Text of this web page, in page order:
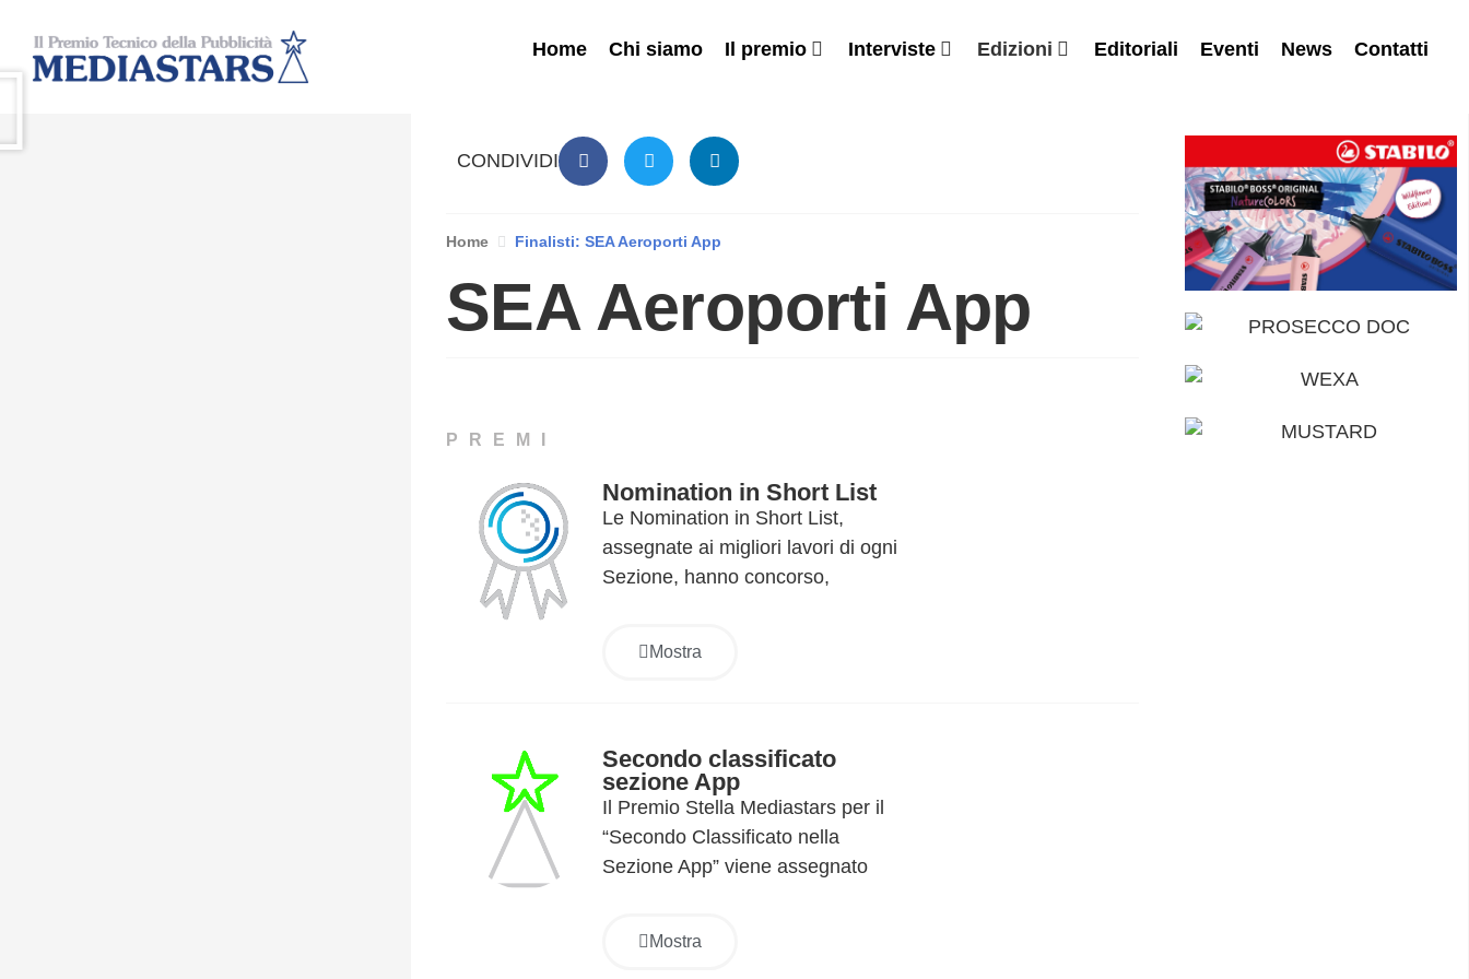
Home Chi siamo Il premio Interviste Edizioni Editoriali Eventi News Contatti
CONDIVIDI
Home Finalisti: SEA Aeroporti App
SEA Aeroporti App
PREMI
Nomination in Short List
Le Nomination in Short List,
assegnate ai migliori lavori di ogni
Sezione, hanno concorso,
Classificato). Le Nomination
questo non riceveranno
riconoscimenti, saranno tutte
pubblicate con immagine e credit
sull’Annual cartaceo Mediastars.
Mostra
Secondo classificato
sezione App
Il Premio Stella Mediastars per il
“Secondo Classificato nella
Sezione App” viene assegnato
innovazione, design intuitivo e un
Mostra